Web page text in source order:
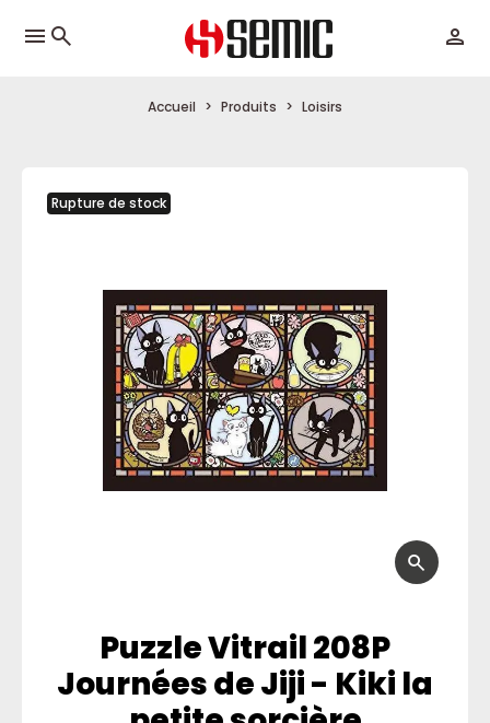
menu
Accueil Produits Loisirs
Rupture de stock
Puzzle Vitrail 208P
Journées de Jiji - Kiki la